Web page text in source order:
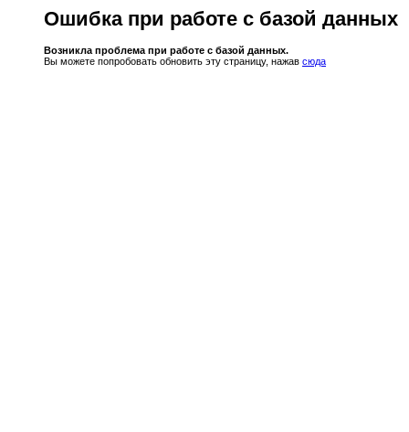
Ошибка при работе с базой данных
Возникла проблема при работе с базой данных.
Вы можете попробовать обновить эту страницу, нажав сюда